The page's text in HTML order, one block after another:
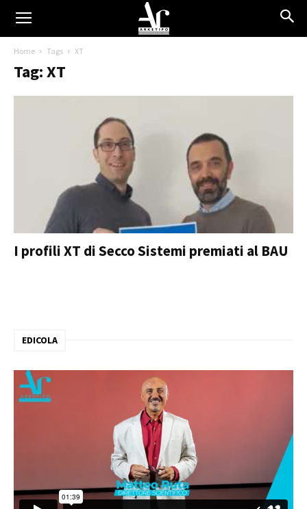
Home Tags XT
Tag: XT
I profili XT di Secco Sistemi premiati al BAU
EDICOLA